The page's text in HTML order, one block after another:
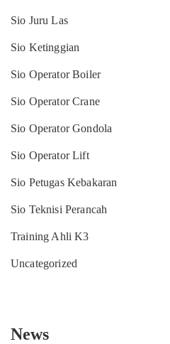
Sio Juru Las
Sio Ketinggian
Sio Operator Boiler
Sio Operator Crane
Sio Operator Gondola
Sio Operator Lift
Sio Petugas Kebakaran
Sio Teknisi Perancah
Training Ahli K3
Uncategorized
News